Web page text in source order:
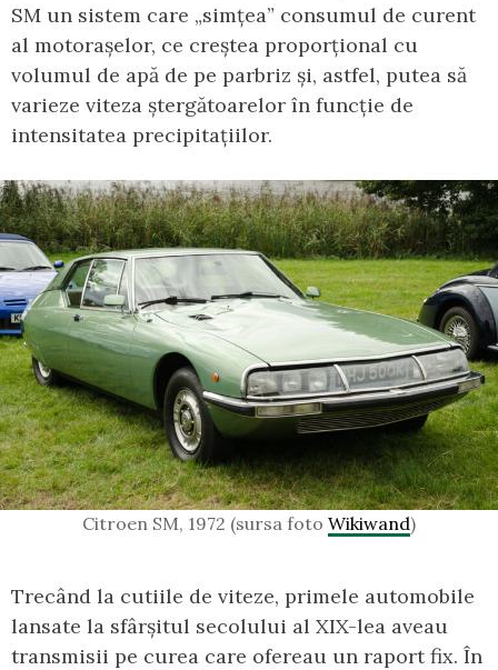
SM un sistem care „simțea” consumul de curent
al motorașelor, ce creștea proporțional cu
volumul de apă de pe parbriz și, astfel, putea să
varieze viteza ștergătoarelor în funcție de
intensitatea precipitațiilor.
Citroen SM, 1972 (sursa foto Wikiwand)
Trecând la cutiile de viteze, primele automobile
lansate la sfârșitul secolului al XIX-lea aveau
transmisii pe curea care ofereau un raport fix. În